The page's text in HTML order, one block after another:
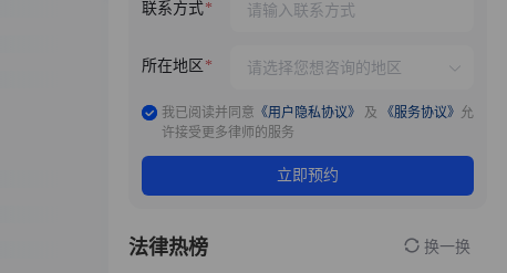
联系方式
所在地区
我已阅读并同意 《用户隐私协议》 及 《服务协议》 允
许接受更多律师的服务
立即预约
法律热榜 换一换